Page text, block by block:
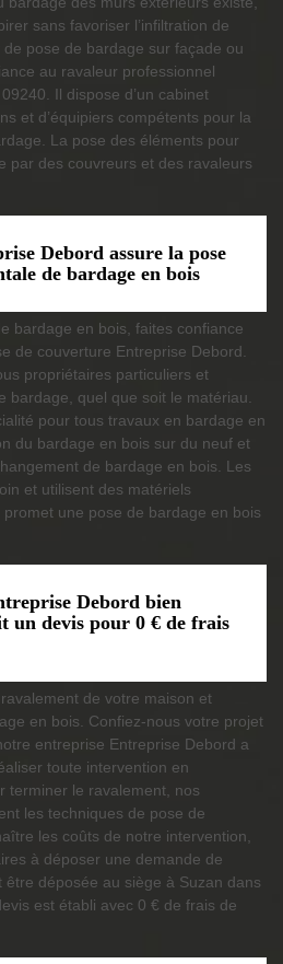
sans favoriser l’infiltration de
de pose de bardage sur façade ou
au ravaleur professionnel
Il dispose d’un cabinet
et d’équipiers compétents pour la
La pose des éléments pour
par des couvreurs et des ravaleurs
Debord assure la pose
de bardage en bois
bardage en bois, faites confiance
de couverture Entreprise Debord.
propriétaires particuliers et
bardage, quel que soit le matériau.
pour tous travaux en bardage en
du bardage en bois sur du neuf et
de bardage en bois. Les
et utilisent des matériels
promet une pose de bardage en bois
Debord bien
un devis pour 0 € de frais
de votre maison et
en bois. Confiez-nous votre projet
entreprise Entreprise Debord a
toute intervention en
terminer le ravalement, nos
les techniques de pose de
les coûts de notre intervention,
à déposer une demande de
déposée au siège à Suzan dans
est établi avec 0 € de frais de